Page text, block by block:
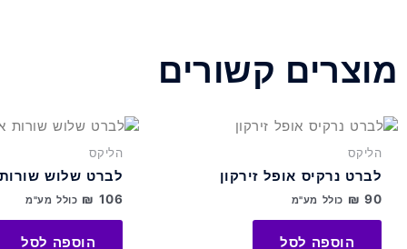
מוצרים קשורים
הליקס
לברט נרקיס אופל זירקון
₪ 90 כולל מע"מ
הוספה לסל
הליקס
לברט שלוש
₪ 106 כולל מע"מ
הוספה לסל